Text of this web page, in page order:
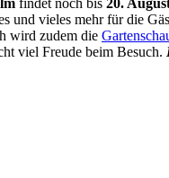
findet noch bis 20.
und vieles mehr für die
wird zudem die
viel Freude beim Besuch.